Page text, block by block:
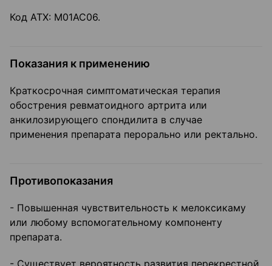
Код ATX: М01АС06.
Показания к применению
Краткосрочная симптоматическая терапия
обострения ревматоидного артрита или
анкилозирующего спондилита в случае
применения препарата перорально или ректально.
Противопоказания
- Повышенная чувствительность к мелоксикаму
или любому вспомогательному компоненту
препарата.